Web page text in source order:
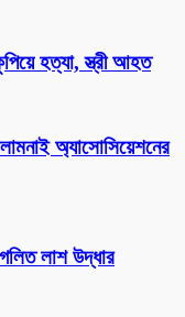
হত্যা, স্ত্রী আহত
অ্যাসোসিয়েশনের
লাশ উদ্ধার